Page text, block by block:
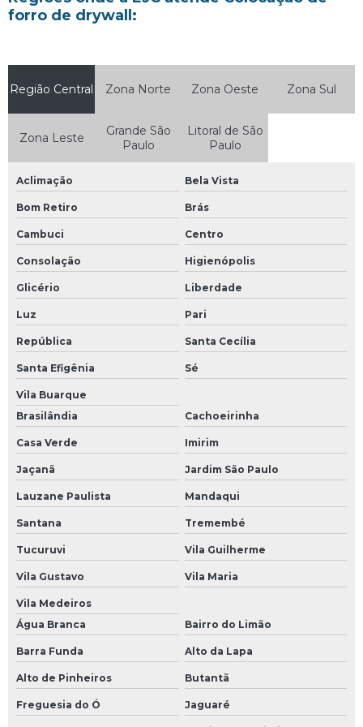
Orçamento planejamento e gerenciamento de obras
Reforma de loja comercial
Reforma de loja pequena
Reforma de quiosque de shopping
Reforma de shopping
Reforma em restaurante
Reforma empresarial
Reforma fachada loja
Reforma loja shopping
Reforma shopping center
Reforma shopping mall
Reformas comerciais
Reformas de salas comerciais
Reformas para lojas
Serviço de colocação de piso
forro de drywall:
Região Central Zona Norte Zona Oeste Zona Sul
Zona Leste
Grande São
Paulo
Litoral de São
Paulo
Aclimação Bela Vista
Bom Retiro Brás
Cambuci Centro
Consolação Higienópolis
Glicério Liberdade
Luz Pari
República Santa Cecília
Santa Efigênia Sé
Vila Buarque
Brasilândia
Cachoeirinha
Casa Verde Imirim
Jaçanã Jardim São Paulo
Lauzane Paulista Mandaqui
Santana Tremembé
Tucuruvi Vila Guilherme
Vila Gustavo Vila Maria
Vila Medeiros
Água Branca
Bairro do Limão
Barra Funda Alto da Lapa
Alto de Pinheiros Butantã
Freguesia do Ó Jaguaré